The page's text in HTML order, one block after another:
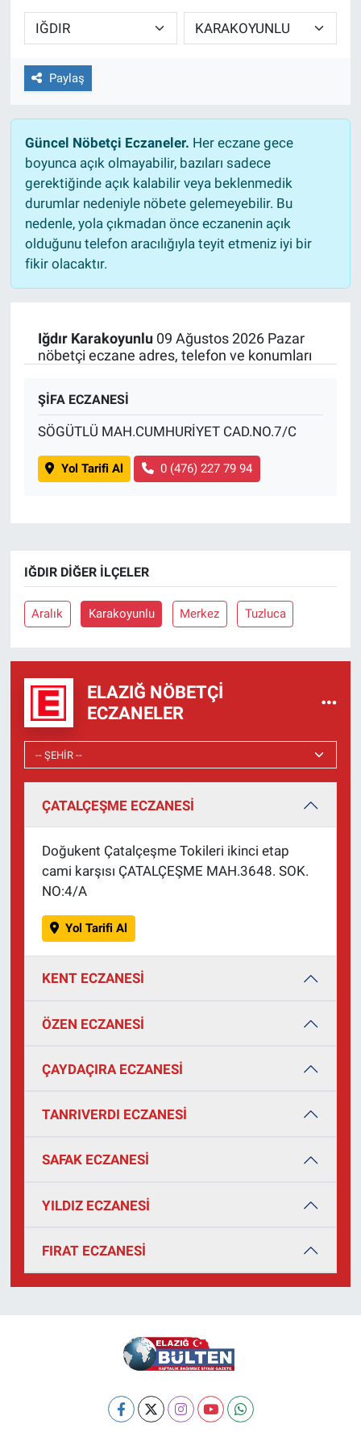
Paylaş
Güncel Nöbetçi Eczaneler. Her eczane gece
boyunca açık olmayabilir, bazıları sadece
gerektiğinde açık kalabilir veya beklenmedik
durumlar nedeniyle nöbete gelemeyebilir. Bu
nedenle, yola çıkmadan önce eczanenin açık
olduğunu telefon aracılığıyla teyit etmeniz iyi bir
fikir olacaktır.
Iğdır Karakoyunlu09 Ağustos 2026 Pazar
nöbetçi eczane adres, telefon ve konumları
ŞİFA ECZANESİ
SÖGÜTLÜ MAH.CUMHURİYET CAD.NO.7/C
Yol Tarifi Al 0 (476) 227 79 94
IĞDIR DIĞER İLÇELER
Aralık Karakoyunlu Merkez Tuzluca
ELAZIĞ NÖBETÇI
ECZANELER
ÇATALÇEŞME ECZANESİ
Doğukent Çatalçeşme Tokileri ikinci etap
cami karşısı ÇATALÇEŞME MAH.3648. SOK.
NO:4/A
Yol Tarifi Al
KENT ECZANESİ
ÖZEN ECZANESİ
ÇAYDAÇIRA ECZANESİ
TANRIVERDI ECZANESİ
SAFAK ECZANESİ
YILDIZ ECZANESİ
FIRAT ECZANESİ
Sağlıklı Yaşam
Siyaset
Yaşam